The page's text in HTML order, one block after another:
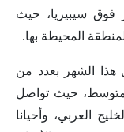
فوق سيبيريا، حيث
المحيطة بها.
هذا الشهر بعدد من
حيث تواصل
العربي، وأحيانا